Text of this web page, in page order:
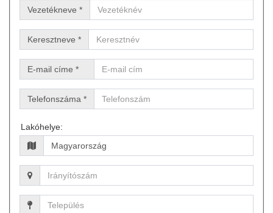
Vezetékneve *
Keresztneve *
E-mail címe *
Telefonszáma *
Lakóhelye: